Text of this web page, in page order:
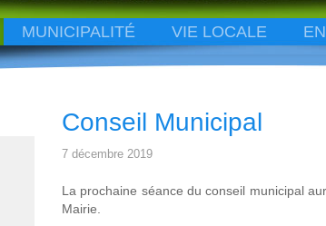
MUNICIPALITÉ VIE LOCALE
Conseil Municipal
7 décembre 2019
La prochaine séance du conseil municipal
Mairie.